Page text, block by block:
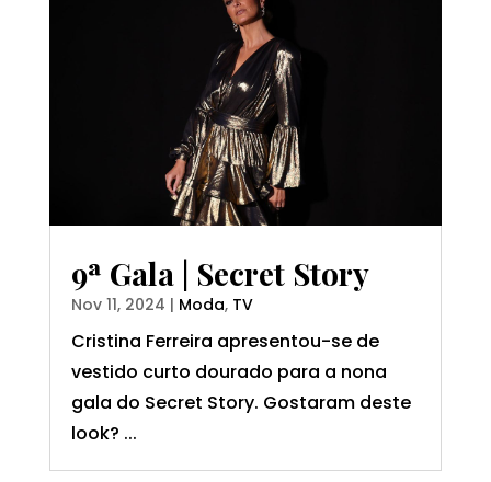
9ª Gala | Secret Story
Nov 11, 2024 | Moda, TV
Cristina Ferreira apresentou-se de
vestido curto dourado para a nona
gala do Secret Story. Gostaram deste
look? ...